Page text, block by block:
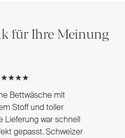
für Ihre Meinung
Bettwäsche mit
Stoff und toller
Lieferung war schnell
gepasst. Schweizer